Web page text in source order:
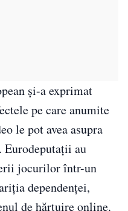
și-a exprimat
pe care anumite
le pot avea asupra
au
jocurilor într-un
dependenței,
de hărțuire online.